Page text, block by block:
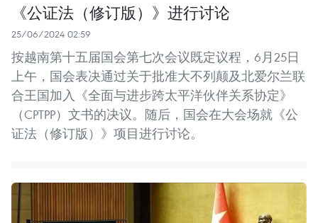
《公证法（修订版）》进行讨论
25/06/2024 02:59
按越南第十五届国会第七次会议既定议程，6月25日
上午，国会表决通过关于批准大不列颠及北爱尔兰联
合王国加入《全面与进步跨太平洋伙伴关系协定》
（CPTPP）文书的决议。随后，国会在大会场就《公
证法（修订版）》项目进行讨论。